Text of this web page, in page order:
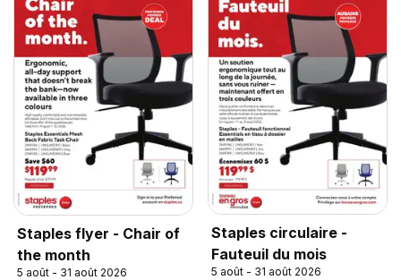
Staples flyer - Chair of
the month
5 août - 31 août 2026
Staples circulaire -
Fauteuil du mois
5 août - 31 août 2026